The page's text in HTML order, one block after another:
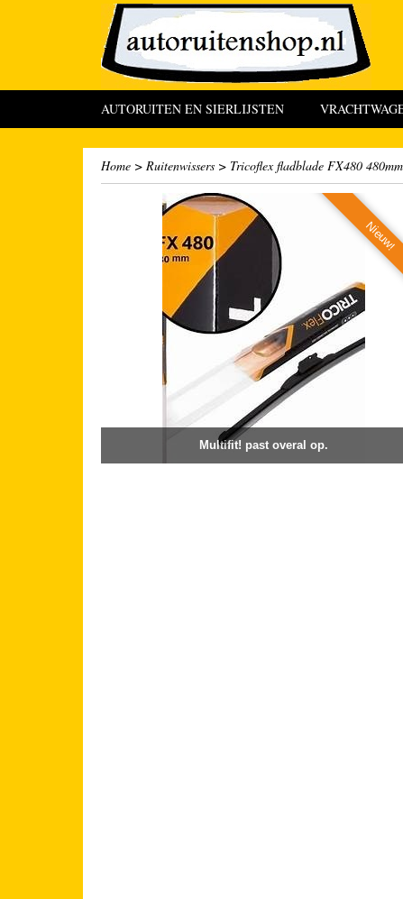
AUTORUITEN EN SIERLIJSTEN
Home > Ruitenwissers > Tricoflex fladblade FX480
Multifit! past overal op.
Nieuw!